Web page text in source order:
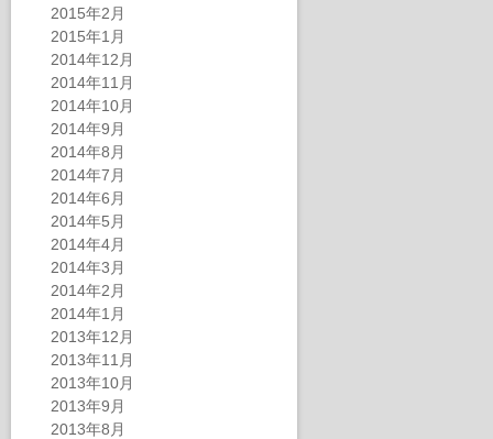
2015年2月
2015年1月
2014年12月
2014年11月
2014年10月
2014年9月
2014年8月
2014年7月
2014年6月
2014年5月
2014年4月
2014年3月
2014年2月
2014年1月
2013年12月
2013年11月
2013年10月
2013年9月
2013年8月